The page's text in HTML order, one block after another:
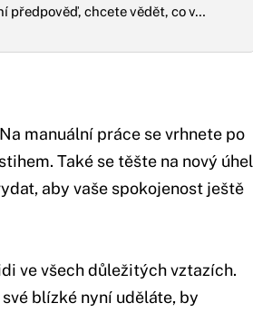
předpověď, chcete vědět, co v…
manuální práce se vrhnete po
Také se těšte na nový úhel
aby vaše spokojenost ještě
ve všech důležitých vztazích.
blízké nyní uděláte, by